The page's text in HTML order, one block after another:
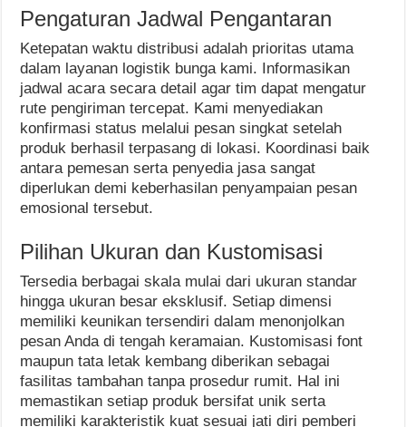
Pengaturan Jadwal Pengantaran
Ketepatan waktu distribusi adalah prioritas utama
dalam layanan logistik bunga kami. Informasikan
jadwal acara secara detail agar tim dapat mengatur
rute pengiriman tercepat. Kami menyediakan
konfirmasi status melalui pesan singkat setelah
produk berhasil terpasang di lokasi. Koordinasi baik
antara pemesan serta penyedia jasa sangat
diperlukan demi keberhasilan penyampaian pesan
emosional tersebut.
Pilihan Ukuran dan Kustomisasi
Tersedia berbagai skala mulai dari ukuran standar
hingga ukuran besar eksklusif. Setiap dimensi
memiliki keunikan tersendiri dalam menonjolkan
pesan Anda di tengah keramaian. Kustomisasi font
maupun tata letak kembang diberikan sebagai
fasilitas tambahan tanpa prosedur rumit. Hal ini
memastikan setiap produk bersifat unik serta
memiliki karakteristik kuat sesuai jati diri pemberi